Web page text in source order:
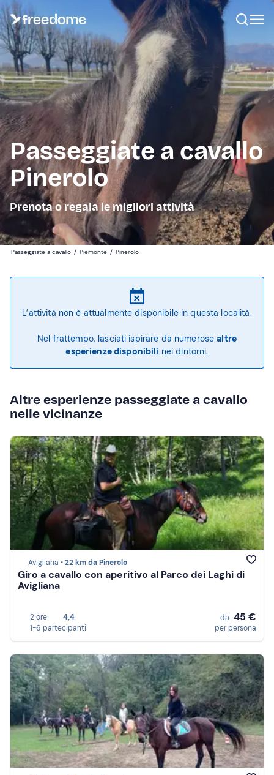
Passeggiate a cavallo
Pinerolo
Prenota o regala le migliori attività
Passeggiate a cavallo / Piemonte / Pinerolo
L’attività non è attualmente disponibile in questa località.
Nel frattempo, lasciati ispirare da numerosealtre
esperienze disponibili nei dintorni.
Altre esperienze passeggiate a cavallo
nelle vicinanze
Avigliana •22 km da Pinerolo
Giro a cavallo con aperitivo al Parco dei Laghi di
Avigliana
2 ore
4,4
1-6 partecipanti
da 45 €
per persona